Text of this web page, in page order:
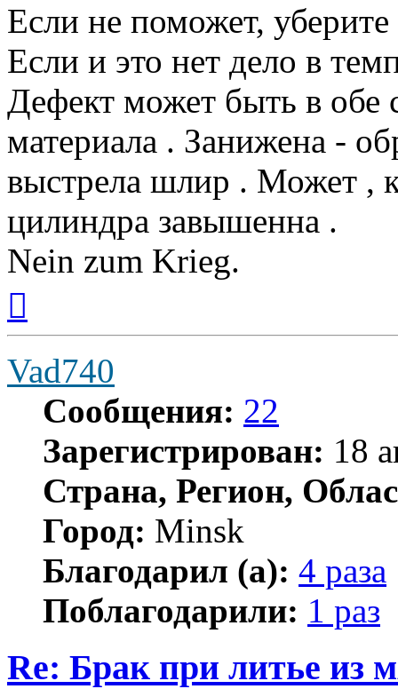
Если не поможет,
Если и это нет дело в
Дефект может быть в обе
материала . Занижена -
выстрела шлир . Может ,
цилиндра завышенна .
Nein zum Krieg.
началу
Vad740
Сообщения: 22
Зарегистрирован: 18
Страна, Регион,
Город: Minsk
Благодарил (а): 4 раза
Поблагодарили: 1 раз
Re: Брак при литье из